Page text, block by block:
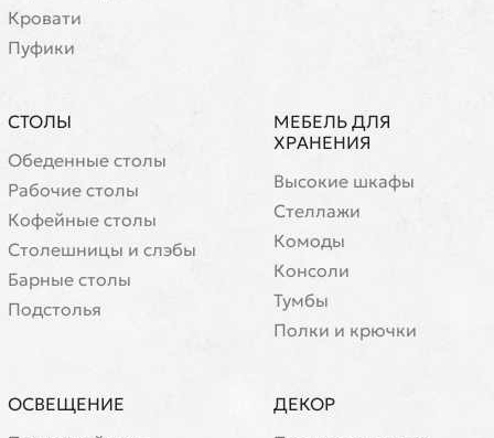
Кровати
Пуфики
СТОЛЫ
Обеденные столы
Рабочие столы
Кофейные столы
Cтолешницы и слэбы
Барные столы
Подстолья
МЕБЕЛЬ ДЛЯ
ХРАНЕНИЯ
Высокие шкафы
Стеллажи
Комоды
Консоли
Тумбы
Полки и крючки
ОСВЕЩЕНИЕ
ДЕКОР